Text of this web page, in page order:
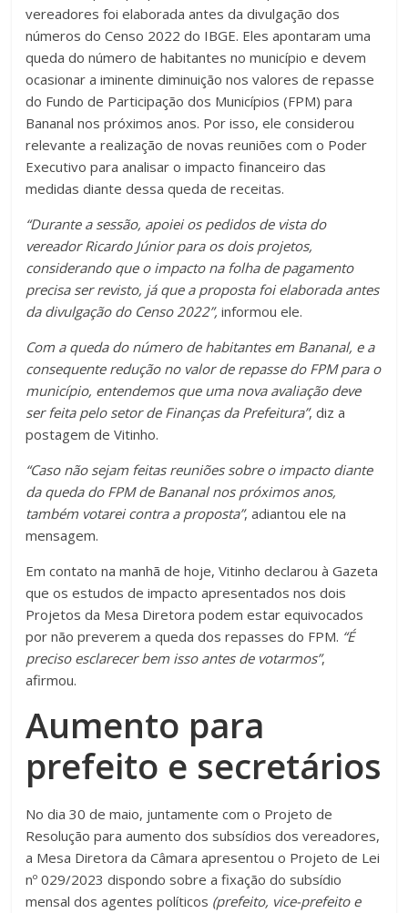
vereadores foi elaborada antes da divulgação dos
números do Censo 2022 do IBGE. Eles apontaram uma
queda do número de habitantes no município e devem
ocasionar a iminente diminuição nos valores de repasse
do Fundo de Participação dos Municípios (FPM) para
Bananal nos próximos anos. Por isso, ele considerou
relevante a realização de novas reuniões com o Poder
Executivo para analisar o impacto financeiro das
medidas diante dessa queda de receitas.
“Durante a sessão, apoiei os pedidos de vista do
vereador Ricardo Júnior para os dois projetos,
considerando que o impacto na folha de pagamento
precisa ser revisto, já que a proposta foi elaborada antes
da divulgação do Censo 2022”,informou ele.
Com a queda do número de habitantes em Bananal, e a
consequente redução no valor de repasse do FPM para o
município, entendemos que uma nova avaliação deve
ser feita pelo setor de Finanças da Prefeitura”, diz a
postagem de Vitinho.
“Caso não sejam feitas reuniões sobre o impacto diante
da queda do FPM de Bananal nos próximos anos,
também votarei contra a proposta”, adiantou ele na
mensagem.
Em contato na manhã de hoje, Vitinho declarou à Gazeta
que os estudos de impacto apresentados nos dois
Projetos da Mesa Diretora podem estar equivocados
por não preverem a queda dos repasses do FPM. “É
preciso esclarecer bem isso antes de votarmos”,
afirmou.
Aumento para
prefeito e secretários
No dia 30 de maio, juntamente com o Projeto de
Resolução para aumento dos subsídios dos vereadores,
a Mesa Diretora da Câmara apresentou o Projeto de Lei
nº 029/2023 dispondo sobre a fixação do subsídio
mensal dos agentes políticos (prefeito, vice-prefeito e